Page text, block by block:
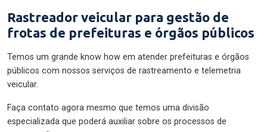
Rastreador veicular para gestão de
frotas de prefeituras e órgãos públicos
Temos um grande know how em atender prefeituras e órgãos
públicos com nossos serviços de rastreamento e telemetria
veicular.
Faça contato agora mesmo que temos uma divisão
especializada que poderá auxiliar sobre os processos de